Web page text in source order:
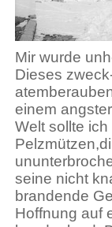
Mir wurde
Dieses
einem
Welt sollte
seine nicht
brandende
Hoffnung auf